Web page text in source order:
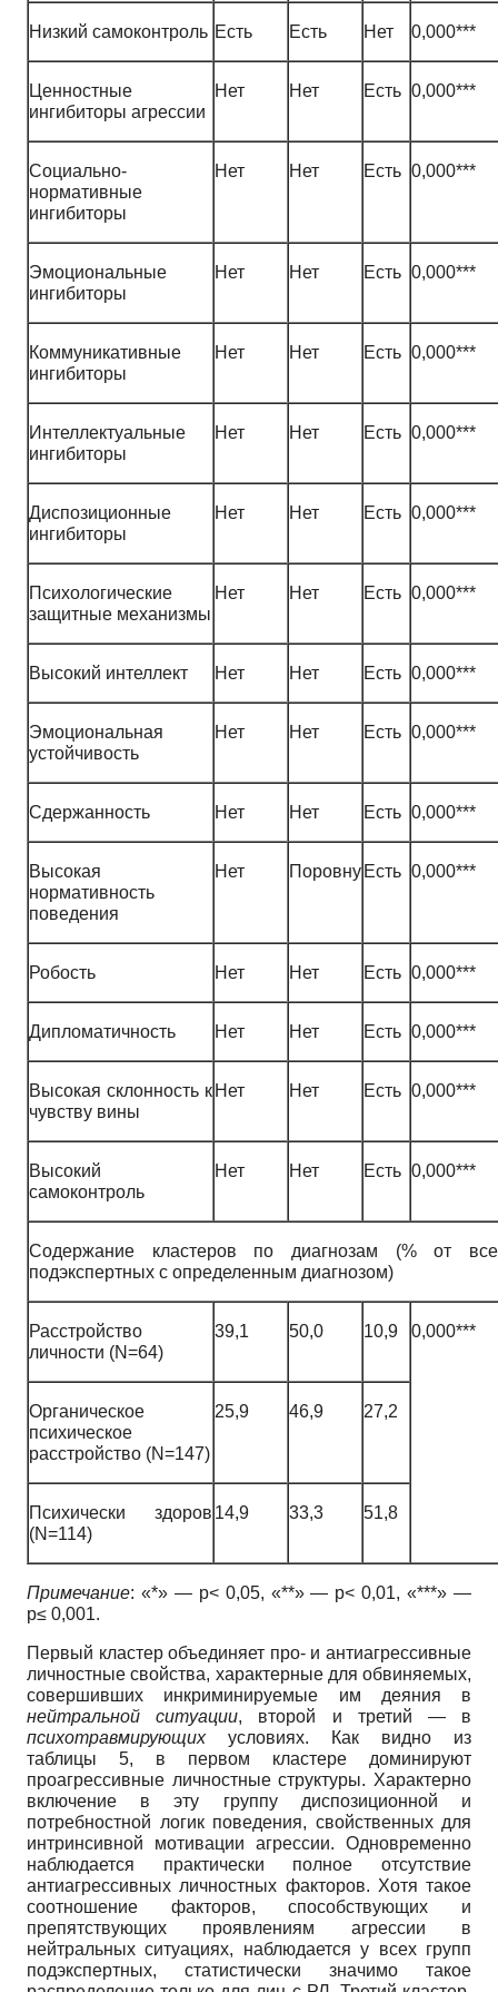
Низкий самоконтроль Есть Есть Нет 0,000***
Ценностные
ингибиторы агрессии
Нет Нет Есть 0,000***
Социально-
нормативные
ингибиторы
Нет Нет Есть 0,000***
Эмоциональные
ингибиторы
Нет Нет Есть 0,000***
Коммуникативные
ингибиторы
Нет Нет Есть 0,000***
Интеллектуальные
ингибиторы
Нет Нет Есть 0,000***
Диспозиционные
ингибиторы
Нет Нет Есть 0,000***
Психологические
защитные механизмы
Нет Нет Есть 0,000***
Высокий интеллект Нет Нет Есть 0,000***
Эмоциональная
устойчивость
Нет Нет Есть 0,000***
Сдержанность Нет Нет Есть 0,000***
Высокая
нормативность
поведения
Нет Поровну Есть 0,000***
Робость Нет Нет Есть 0,000***
Дипломатичность Нет Нет Есть 0,000***
Высокая склонность к
чувству вины
Нет Нет Есть 0,000***
Высокий
самоконтроль
Нет Нет Есть 0,000***
Содержание кластеров по диагнозам (% от
подэкспертных с определенным диагнозом)
Расстройство
личности (N=64)
39,1 50,0 10,9 0,000***
Органическое
психическое
расстройство (N=147)
25,9 46,9 27,2
Психически здоров
(N=114)
14,9 33,3 51,8
Примечание: «*» — p< 0,05, «**» — p< 0,01, «***» —
p≤ 0,001.
Первый кластер объединяет про- и антиагрессивные
личностные свойства, характерные для обвиняемых,
совершивших инкриминируемые им деяния в
нейтральной ситуации, второй и третий — в
психотравмирующихусловиях. Как видно из
таблицы 5, в первом кластере доминируют
проагрессивные личностные структуры. Характерно
включение в эту группу диспозиционной и
потребностной логик поведения, свойственных для
интринсивной мотивации агрессии. Одновременно
наблюдается практически полное отсутствие
антиагрессивных личностных факторов. Хотя такое
соотношение факторов, способствующих и
препятствующих проявлениям агрессии в
нейтральных ситуациях, наблюдается у всех групп
подэкспертных, статистически значимо такое